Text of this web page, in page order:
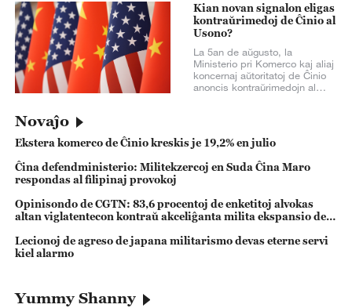
Kian novan signalon eligas
kontraŭrimedoj de Ĉinio al
Usono?
La 5an de aŭgusto, la
Ministerio pri Komerco kaj aliaj
koncernaj aŭtoritatoj de Ĉinio
anoncis kontraŭrimedojn al
Novaĵo
Ekstera komerco de Ĉinio kreskis je 19,2% en julio
Ĉina defendministerio: Militekzercoj en Suda Ĉina Maro
respondas al filipinaj provokoj
Opinisondo de CGTN: 83,6 procentoj de enketitoj alvokas
altan viglatentecon kontraŭ akceliĝanta milita ekspansio de
Lecionoj de agreso de japana militarismo devas eterne servi
kiel alarmo
Yummy Shanny